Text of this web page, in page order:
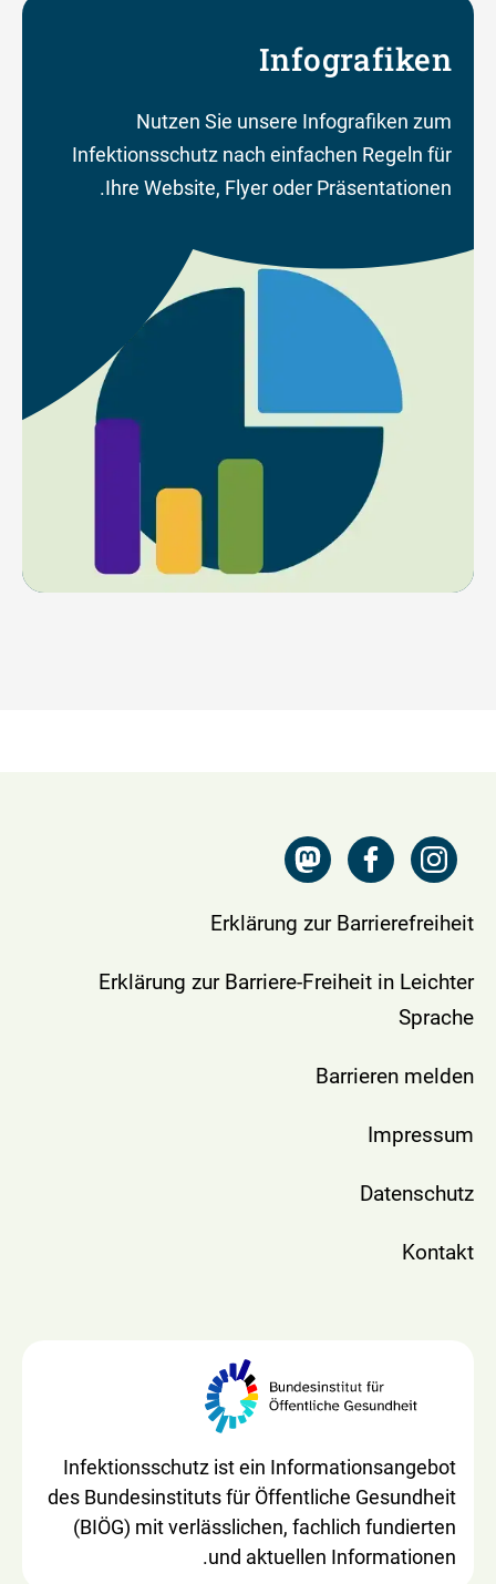
Infografiken
Nutzen Sie unsere Infografiken zum
Infektionsschutz nach einfachen Regeln für
Ihre Website, Flyer oder Präsentationen.
Erklärung zur Barrierefreiheit
Erklärung zur Barriere-Freiheit in Leichter
Sprache
Barrieren melden
Impressum
Datenschutz
Kontakt
Infektionsschutz ist ein Informationsangebot
des Bundesinstituts für Öffentliche Gesundheit
(BIÖG) mit verlässlichen, fachlich fundierten
und aktuellen Informationen.